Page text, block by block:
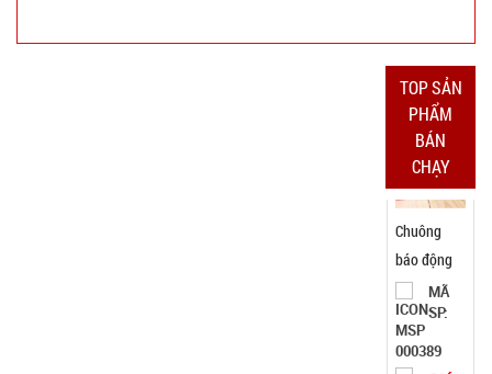
TOP SẢN
PHẨM
BÁN
CHẠY
CÒN HÀNG
Bảo
hành:
Test
Đặt
hàng
Dây cáp
sạc 100w
báo vol MÃ